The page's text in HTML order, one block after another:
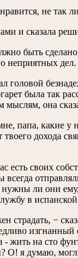
не так
и сказала
быть
неприятных дел.
головой
была так
мыслям, она
папа, какие
твоего дохода
есть своих
ли они
в
страдать, −
жить на сто
О! я думаю,